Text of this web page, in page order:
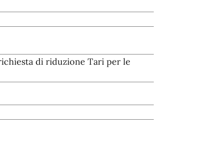
di riduzione Tari per le